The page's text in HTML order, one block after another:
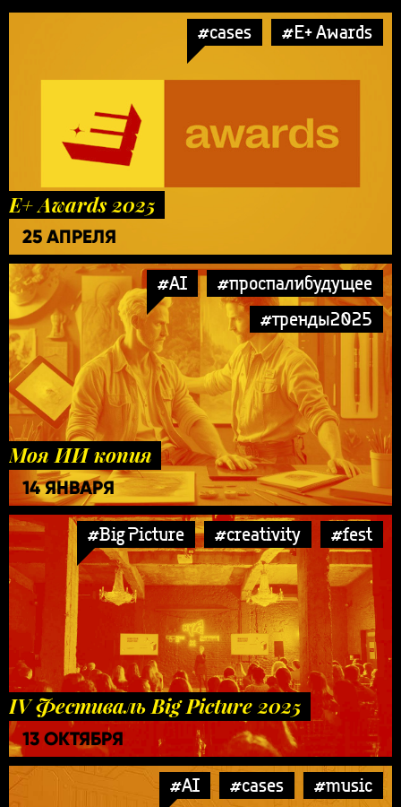
#cases #E+ Awards
E+ Awards 2025
25 АПРЕЛЯ
#AI
#проспалибудущее
#тренды2025
Моя ИИ копия
14 ЯНВАРЯ
#Big Picture #creativity #fest
IV Фестиваль Big Picture 2025
13 ОКТЯБРЯ
#AI #cases #music